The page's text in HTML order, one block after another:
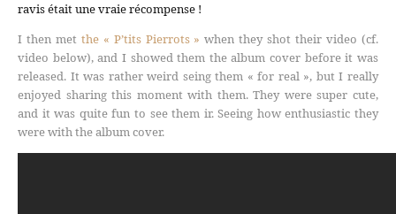
ravis était une vraie récompense !
I then met the « P’tits Pierrots » when they shot their video (cf.
video below), and I showed them the album cover before it was
released. It was rather weird seing them « for real », but I really
enjoyed sharing this moment with them. They were super cute,
and it was quite fun to see them ir. Seeing how enthusiastic they
were with the album cover.